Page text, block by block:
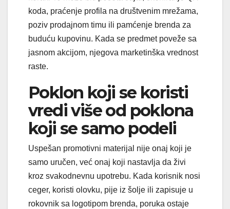
koda, praćenje profila na društvenim mrežama,
poziv prodajnom timu ili pamćenje brenda za
buduću kupovinu. Kada se predmet poveže sa
jasnom akcijom, njegova marketinška vrednost
raste.
Poklon koji se koristi
vredi više od poklona
koji se samo podeli
Uspešan promotivni materijal nije onaj koji je
samo uručen, već onaj koji nastavlja da živi
kroz svakodnevnu upotrebu. Kada korisnik nosi
ceger, koristi olovku, pije iz šolje ili zapisuje u
rokovnik sa logotipom brenda, poruka ostaje